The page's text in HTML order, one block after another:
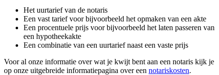
Het uurtarief van de notaris
Een vast tarief voor bijvoorbeeld het opmaken van een akte
Een procentuele prijs voor bijvoorbeeld het laten passeren van
een hypotheekakte
Een combinatie van een uurtarief naast een vaste prijs
Voor al onze informatie over wat je kwijt bent aan een notaris kijk je
op onze uitgebreide informatiepagina over een notariskosten.